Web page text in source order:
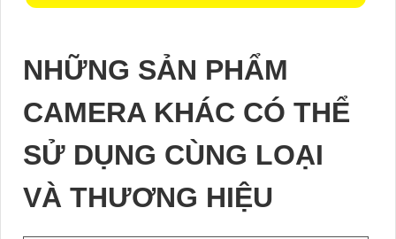
NHỮNG SẢN PHẨM
CAMERA KHÁC CÓ THỂ
SỬ DỤNG CÙNG LOẠI
VÀ THƯƠNG HIỆU